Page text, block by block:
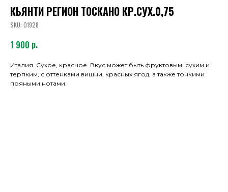
КЬЯНТИ РЕГИОН ТОСКАНО КР.СУХ.0,75
SKU: 01928
1 900 р.
Италия. Сухое, красное. Вкус может быть фруктовым, сухим и
терпким, с оттенками вишни, красных ягод, а также тонкими
пряными нотами.